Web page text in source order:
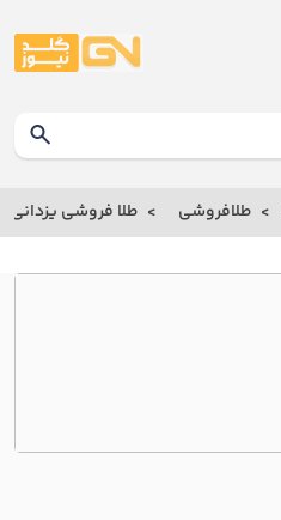
طلافروشی طلا فروشی يزداني